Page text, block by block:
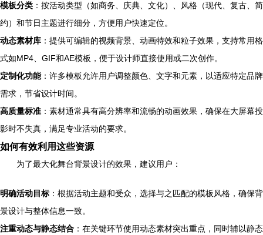
模板分类 ：按活动类型（如商务、庆典、文化）、风格（现代、复古、简
约）和节日主题进行细分，方便用户快速定位。
动态素材库 ：提供可编辑的视频背景、动画特效和粒子效果，支持常用格
式如MP4、GIF和AE模板，便于设计师直接使用或二次创作。
定制化功能：许多模板允许用户调整颜色、文字和元素，以适应特定品牌
需求，节省设计时间。
高质量标准 ：素材通常具有高分辨率和流畅的动画效果，确保在大屏幕投
影时不失真，满足专业活动的要求。
如何有效利用这些资源
为了最大化舞台背景设计的效果，建议用户：
明确活动目标 ：根据活动主题和受众，选择与之匹配的模板风格，确保背
景设计与整体信息一致。
注重动态与静态结合 ：在关键环节使用动态素材突出重点，同时辅以静态